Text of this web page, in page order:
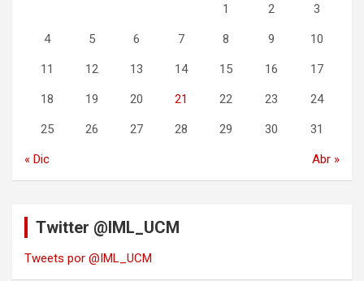
1 2 3
4 5 6 7 8 9 10
11 12 13 14 15 16 17
18 19 20 21 22 23 24
25 26 27 28 29 30 31
« Dic Abr »
Twitter @IML_UCM
Tweets por @IML_UCM